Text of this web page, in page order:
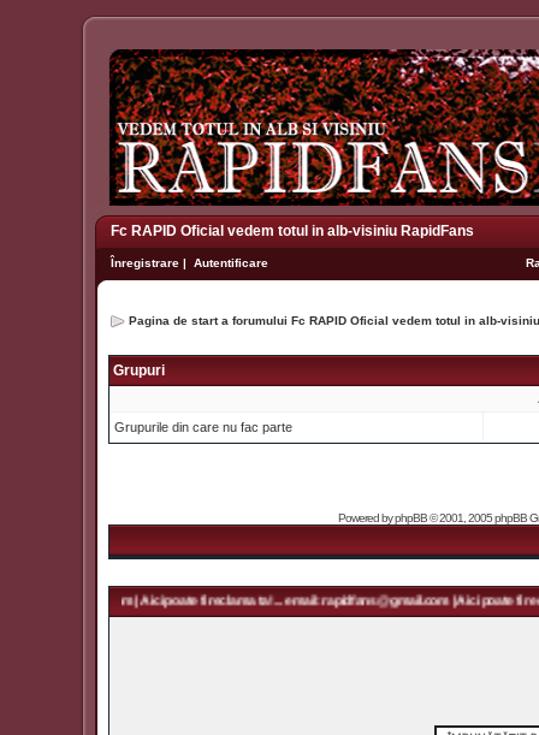
Fc RAPID Oficial vedem totul in alb-visiniu RapidFans
Înregistrare | Autentificare
Pagina de start a forumului Fc RAPID Oficial vedem totul in alb-
Grupuri
Grupurile din care nu fac parte
Powered byphpBB© 2001, 2005 phpBB
| Aici poate fi reclama ta! ... email: rapidfans@gmail.com | Aici poate fi